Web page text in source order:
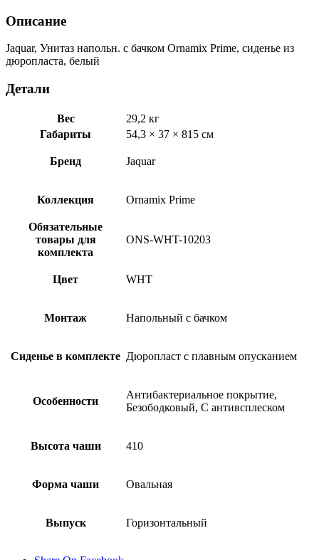
Описание
Jaquar, Унитаз напольн. с бачком Ornamix Prime, сиденье из
дюропласта, белый
Детали
Вес
29,2 кг
Габариты
54,3 × 37 × 815 см
Бренд Jaquar
Коллекция Ornamix Prime
Обязательные
товары для
комплекта
ONS-WHT-10203
Цвет WHT
Монтаж Напольный с бачком
Сиденье в комплекте Дюропласт с плавным опусканием
Особенности
Антибактериальное покрытие,
Безободковый, С антивсплеском
Высота чаши 410
Форма чаши Овальная
Выпуск Горизонтальный